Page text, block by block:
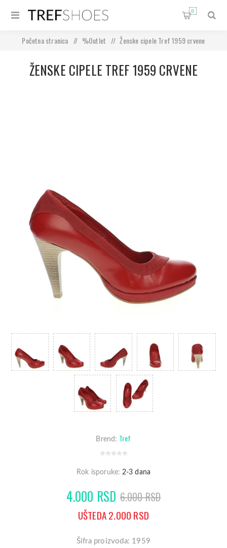
0
Početna stranica / %Outlet / Ženske cipele Tref 1959 crvene
ŽENSKE CIPELE TREF 1959 CRVENE
Brend: Tref
Rok isporuke: 2-3 dana
4.000 RSD 6.000 RSD
UŠTEDA 2.000 RSD
Šifra proizvoda: 1959